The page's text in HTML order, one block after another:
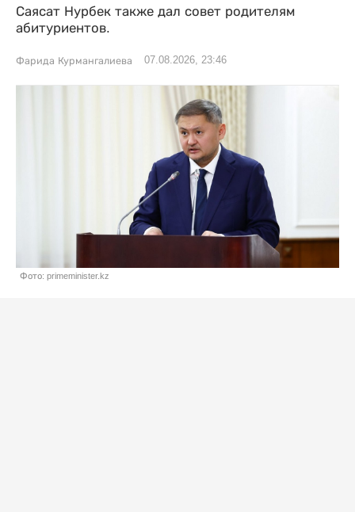
Саясат Нурбек также дал совет родителям
абитуриентов.
Фарида Курмангалиева 07.08.2026, 23:46
Фото: primeminister.kz